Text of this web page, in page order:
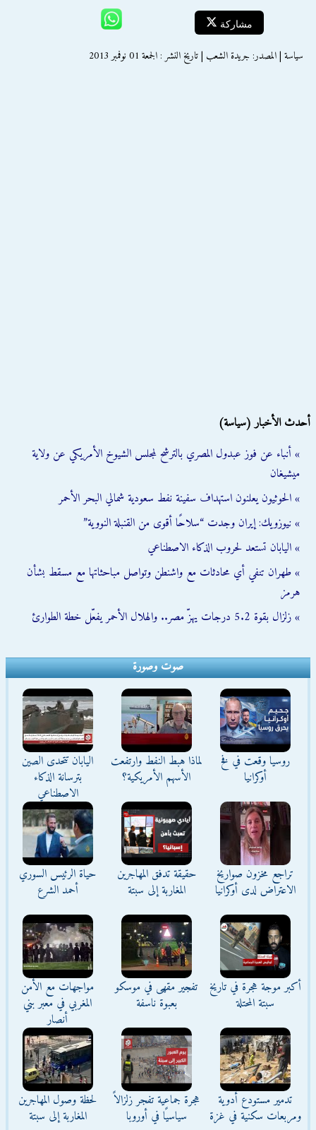
مشاركة
سياسة | المصدر: جريدة الشعب | تاريخ النشر : الجمعة 01 نوفمبر 2013
أحدث الأخبار (سياسة)
» أنباء عن فوز عبدول المصري بالترشح لمجلس الشيوخ الأمريكي عن ولاية
ميشيغان
» الحوثيون يعلنون استهداف سفينة نفط سعودية شمالي البحر الأحمر
» نيوزويك: إيران وجدت “سلاحًا أقوى من القنبلة النووية”
» اليابان تستعد لحروب الذكاء الاصطناعي
» طهران تنفي أي محادثات مع واشنطن وتواصل مباحثاتها مع مسقط بشأن
هرمز
» زلزال بقوة 5.2 درجات يهزّ مصر.. والهلال الأحمر يفعّل خطة الطوارئ
صوت وصورة
روسيا وقعت في فخ
أوكرانيا
لماذا هبط النفط وارتفعت
الأسهم الأمريكية؟
اليابان تتحدى الصين
بترسانة الذكاء
الاصطناعي
تراجع مخزون صواريخ
الاعتراض لدى أوكرانيا
حقيقة تدفق المهاجرين
المغاربة إلى سبتة
حياة الرئيس السوري
أحمد الشرع
أكبر موجة هجرة في تاريخ
سبتة المحتلة
تفجير مقهى في موسكو
بعبوة ناسفة
مواجهات مع الأمن
المغربي في معبر بني
أنصار
تدمير مستودع أدوية
ومربعات سكنية في غزة
هجرة جماعية تفجر زلزالاً
سياسيًا في أوروبا
لحظة وصول المهاجرين
المغاربة إلى سبتة